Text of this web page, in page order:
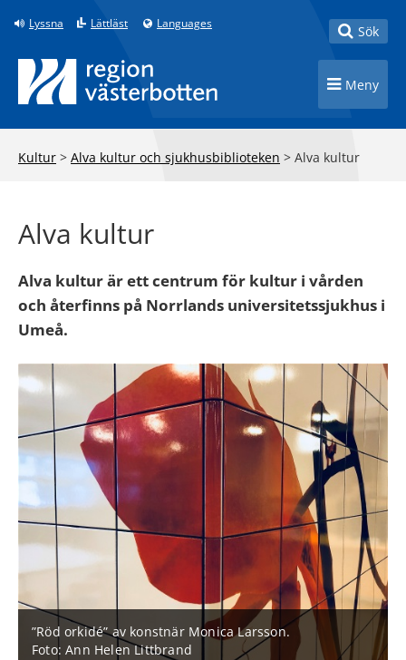
Till innehåll på sidan
Lyssna Lättläst Languages Toggle
Sök
Toggle
Meny
Kultur > Alva kultur och sjukhusbiblioteken > Alva kultur
Alva kultur
Alva kultur är ett centrum för kultur i vården
och återfinns på Norrlands universitetssjukhus i
Umeå.
”Röd orkidé” av konstnär Monica Larsson.
Foto: Ann Helen Littbrand